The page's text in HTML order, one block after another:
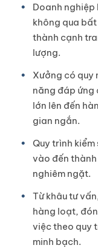
Doanh
không qua
thành cạnh
lượng.
Xưởng có quy
năng đáp ứng
lớn lên đến
gian ngắn.
Quy trình
vào đến
nghiêm ngặt.
Từ khâu tư
hàng loạt,
việc theo quy
minh bạch.